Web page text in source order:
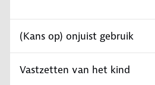
(Kans op) onjuist gebruik
Vastzetten van het kind